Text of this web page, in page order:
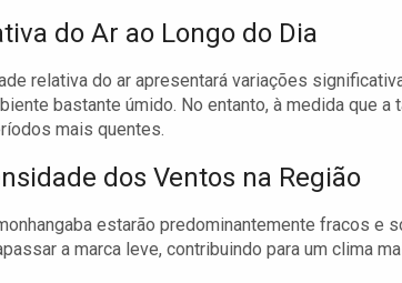
do Ar ao Longo do Dia
relativa do ar apresentará variações
bastante úmido. No entanto, à medida que a
mais quentes.
dos Ventos na Região
estarão predominantemente fracos e
a marca leve, contribuindo para um clima